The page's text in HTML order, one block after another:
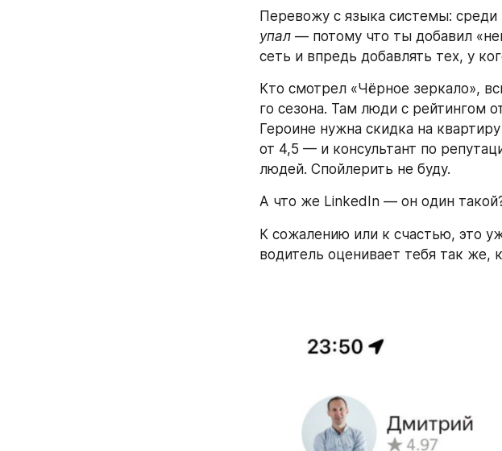
упал — потому что ты добавил
сеть и впредь добавлять тех, у
Кто смотрел «Чёрное зеркало»,
го сезона. Там люди с рейтингом
Героине нужна скидка на
от 4,5 — и консультант по
людей. Спойлерить не буду.
А что же LinkedIn — он один
К сожалению или к счастью, это
водитель оценивает тебя так